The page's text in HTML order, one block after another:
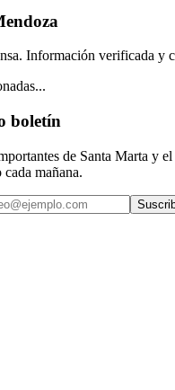
Información verificada y
boletín
de Santa Marta y
mañana.